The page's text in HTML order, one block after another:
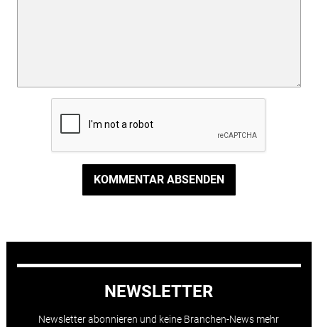
KOMMENTAR ABSENDEN
NEWSLETTER
Newsletter abonnieren und keine Branchen-News mehr